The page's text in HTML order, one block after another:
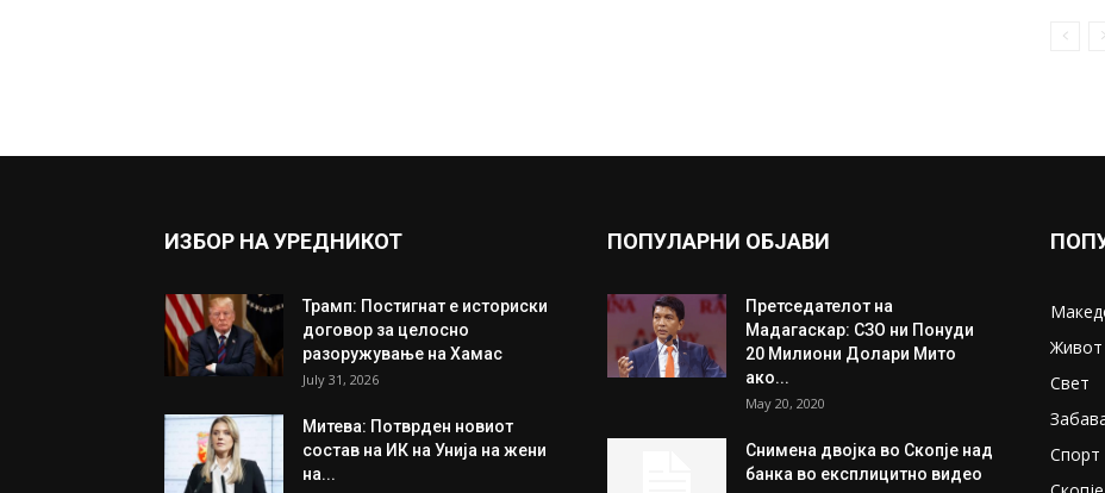
ИЗБОР НА УРЕДНИКОТ
Трамп: Постигнат е историски
договор за целосно
разоружување на Хамас
July 31, 2026
Митева: Потврден новиот
состав на ИК на Унија на жени
на...
ПОПУЛАРНИ ОБЈАВИ
Претседателот на
Мадагаскар: СЗО ни Понуди
20 Милиони Долари Мито
ако...
May 20, 2020
Снимена двојка во Скопје над
банка во експлицитно видео
Живот
Свет
Спорт